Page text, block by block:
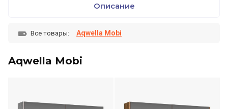
Описание
Все товары: Aqwella Mobi
Aqwella Mobi